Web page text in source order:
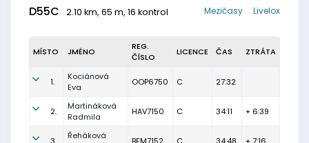
D55C 2.10 km, 65 m, 16 kontrol Livelox
Mezičasy
MÍSTO JMÉNO
REG.
ČÍSLO
LICENCE ČAS ZTRÁTA
1.
Kociánová
Eva
OOP6750 C 27:32
2.
Martináková
Radmila
HAV7150 C 34:11 + 6:39
Řeháková